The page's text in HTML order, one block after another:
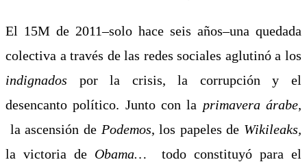
El 15M de 2011–solo hace seis años–una quedada
colectiva a través de las redes sociales aglutinó a los
indignados por la crisis, la corrupción y el
desencanto político. Junto con la primavera árabe,
la ascensión de Podemos, los papeles de Wikileaks,
la victoria de Obama…
todo constituyó para el